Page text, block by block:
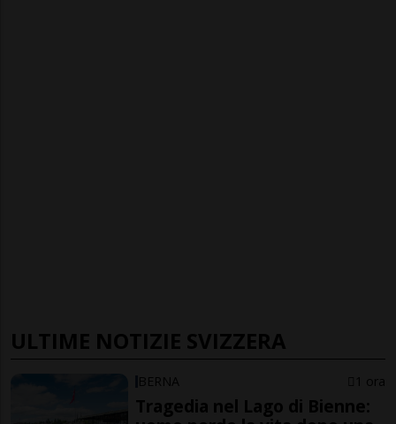
ULTIME NOTIZIE SVIZZERA
BERNA 1 ora
Tragedia nel Lago di Bienne: